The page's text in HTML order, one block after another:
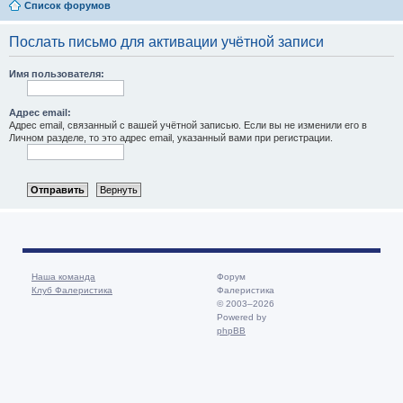
Список форумов
Послать письмо для активации учётной записи
Имя пользователя:
Адрес email:
Адрес email, связанный с вашей учётной записью. Если вы не изменили его в
Личном разделе, то это адрес email, указанный вами при регистрации.
Наша команда
Клуб Фалеристика
Форум
Фалеристика
© 2003–2026
Powered by
phpBB